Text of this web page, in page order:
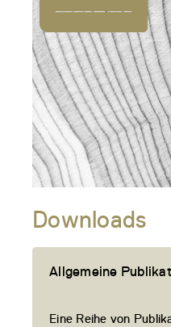
Downloads
Allgemeine
Eine Reihe von